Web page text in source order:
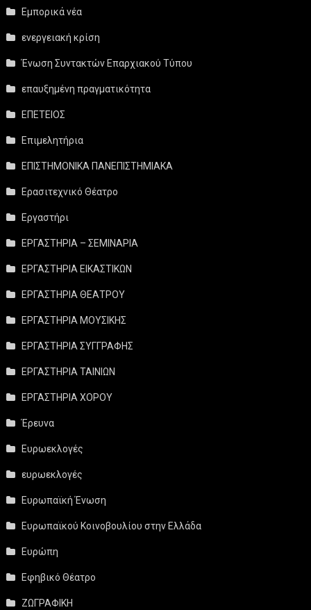
Εμπορικά νέα
ενεργειακή κρίση
Ένωση Συντακτών Επαρχιακού Τύπου
επαυξημένη πραγματικότητα
ΕΠΕΤΕΙΟΣ
Επιμελητήρια
ΕΠΙΣΤΗΜΟΝΙΚΑ ΠΑΝΕΠΙΣΤΗΜΙΑΚΑ
Ερασιτεχνικό Θέατρο
Εργαστήρι
ΕΡΓΑΣΤΗΡΙΑ – ΣΕΜΙΝΑΡΙΑ
ΕΡΓΑΣΤΗΡΙΑ ΕΙΚΑΣΤΙΚΩΝ
ΕΡΓΑΣΤΗΡΙΑ ΘΕΑΤΡΟΥ
ΕΡΓΑΣΤΗΡΙΑ ΜΟΥΣΙΚΗΣ
ΕΡΓΑΣΤΗΡΙΑ ΣΥΓΓΡΑΦΗΣ
ΕΡΓΑΣΤΗΡΙΑ ΤΑΙΝΙΩΝ
ΕΡΓΑΣΤΗΡΙΑ ΧΟΡΟΥ
Έρευνα
Ευρωεκλογές
ευρωεκλογές
Ευρωπαϊκή Ένωση
Ευρωπαϊκού Κοινοβουλίου στην Ελλάδα
Ευρώπη
Εφηβικό Θέατρο
ΖΩΓΡΑΦΙΚΗ